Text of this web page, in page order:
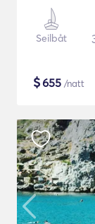
Seilbåt
$655 /natt